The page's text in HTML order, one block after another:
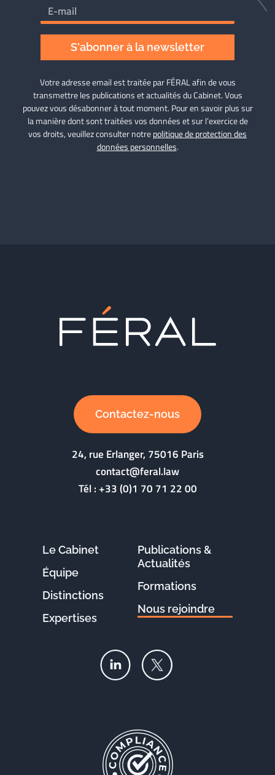
S'abonner à la newsletter
Votre adresse email est traitée par FÉRAL afin de vous
transmettre les publications et actualités du Cabinet. Vous
pouvez vous désabonner à tout moment. Pour en savoir plus sur
la manière dont sont traitées vos données et sur l’exercice de
vos droits, veuillez consulter notrepolitique de protection des
données personnelles.
Contactez-nous
24, rue Erlanger, 75016 Paris
contact@feral.law
Tél :+33 (0)1 70 71 22 00
Le Cabinet
Équipe
Distinctions
Expertises
Publications &
Actualités
Formations
Nous rejoindre